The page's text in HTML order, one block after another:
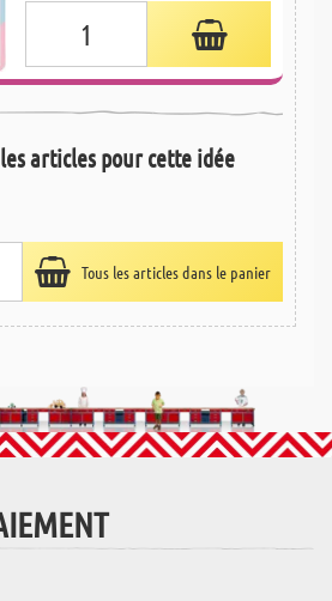
articles pour cette idée
Tous les articles dans le panier